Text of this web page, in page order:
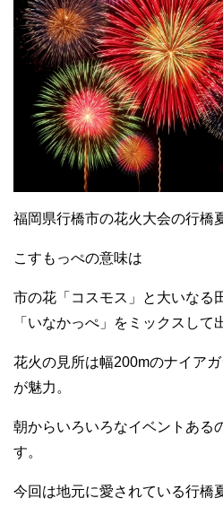
福岡県行橋市の花火大会の行橋
こすもっぺの意味は
市の花「コスモス」と大いなる
「いなかっぺ」をミックスして
花火の見所は幅200mのナイア
が魅力。
朝からいろいろなイベントある
す。
今回は地元に愛されている行橋